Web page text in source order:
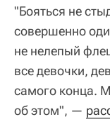
​"Бояться не
совершенно
не нелепый
все девочки,
самого конца.
об этом", —